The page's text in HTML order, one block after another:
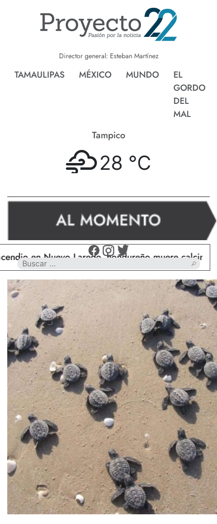
Director general: Esteban Martínez
TAMAULIPAS MÉXICO MUNDO
EL
GORDO
DEL
MAL
Tampico
28 ° C
Laredo, hondureño muere calcinado